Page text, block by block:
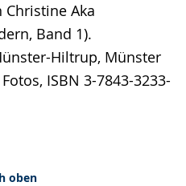
Christine Aka
Band 1).
Hiltrup, Münster
ISBN 3-7843-3233-
oben